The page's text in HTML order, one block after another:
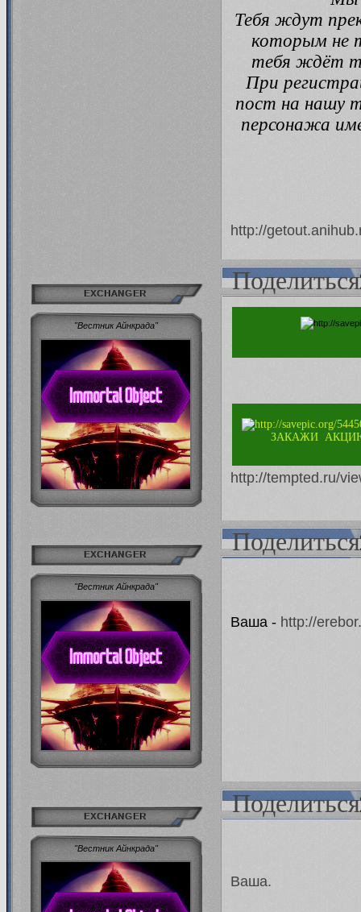
Тебя ждут
которым не
тебя ждёт
При
пост на нашу
персонажа
http://
Поделиться
EXCHANGER
"Вестник Айнкрада"
ЗАКАЖИ
http://tempted.ru/
Поделиться
EXCHANGER
"Вестник Айнкрада"
Ваша - http://
Поделиться
EXCHANGER
"Вестник Айнкрада"
Ваша.